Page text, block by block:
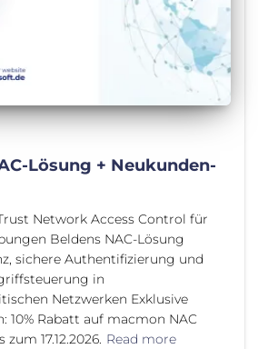
Lösung + Neukunden-
Network Access Control für
Beldens NAC-Lösung
sichere Authentifizierung und
in
Netzwerken Exklusive
10% Rabatt auf macmon NAC
17.12.2026. Read more